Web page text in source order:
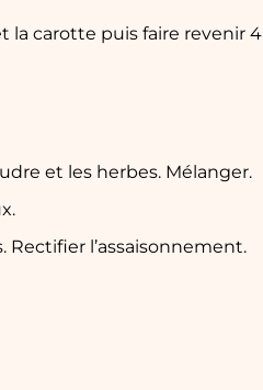
la carotte puis faire revenir 4
et les herbes. Mélanger.
Rectifier l’assaisonnement.